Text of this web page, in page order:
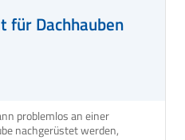
für Dachhauben
problemlos an einer
nachgerüstet werden,